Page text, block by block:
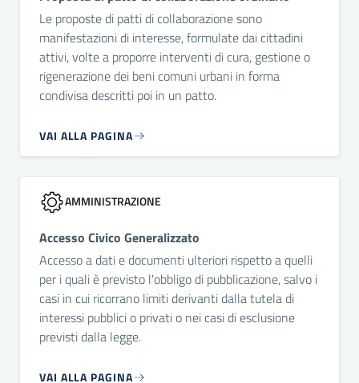
Le proposte di patti di collaborazione sono
manifestazioni di interesse, formulate dai cittadini
attivi, volte a proporre interventi di cura, gestione o
rigenerazione dei beni comuni urbani in forma
condivisa descritti poi in un patto.
VAI ALLA PAGINA
AMMINISTRAZIONE
Accesso Civico Generalizzato
Accesso a dati e documenti ulteriori rispetto a quelli
per i quali è previsto l'obbligo di pubblicazione, salvo i
casi in cui ricorrano limiti derivanti dalla tutela di
interessi pubblici o privati o nei casi di esclusione
previsti dalla legge.
VAI ALLA PAGINA